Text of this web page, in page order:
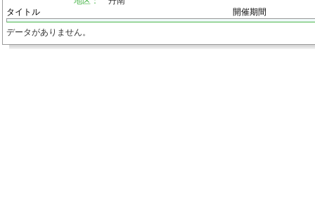
タイトル
開催期間
データがありません。